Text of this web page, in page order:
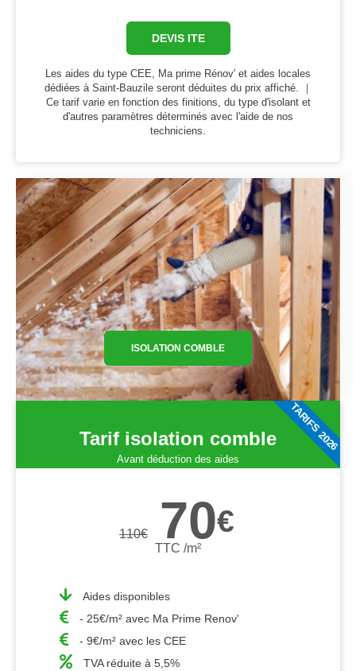
DEVIS ITE
Les aides du type CEE, Ma prime Rénov' et aides locales
dédiées à Saint-Bauzile seront déduites du prix affiché. ｜
Ce tarif varie en fonction des finitions, du type d'isolant et
d'autres paramètres déterminés avec l'aide de nos
techniciens.
ISOLATION COMBLE
Tarif isolation comble
Avant déduction des aides
110€ 70€
TTC /m²
Aides disponibles
- 25€/m² avec Ma Prime Renov'
- 9€/m² avec les CEE
TVA réduite à 5,5%
TARIFS 2026